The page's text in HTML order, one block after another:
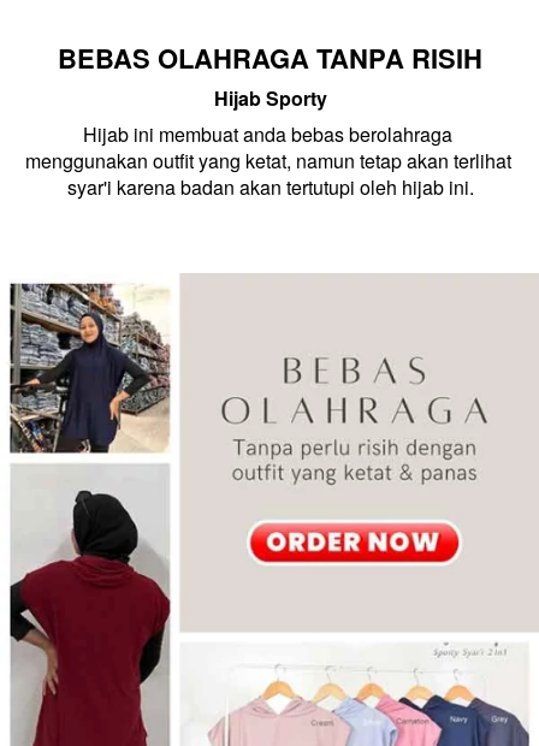
BEBAS OLAHRAGA TANPA RISIH
Hijab Sporty
Hijab ini membuat anda bebas berolahraga
menggunakan outfit yang ketat, namun tetap akan terlihat
syar'i karena badan akan tertutupi oleh hijab ini.